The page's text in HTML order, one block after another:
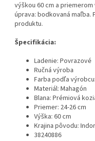
výškou 60 cm a
úprava: bodkovaná maľba.
produktu.
Špecifikácia:
Ladenie: Povrazové
Ručná výroba
Farba podľa
Materiál: Mahagón
Blana: Prémiová
Priemer: 24-26 cm
Výška: 60 cm
Krajina pôvodu:
38240886